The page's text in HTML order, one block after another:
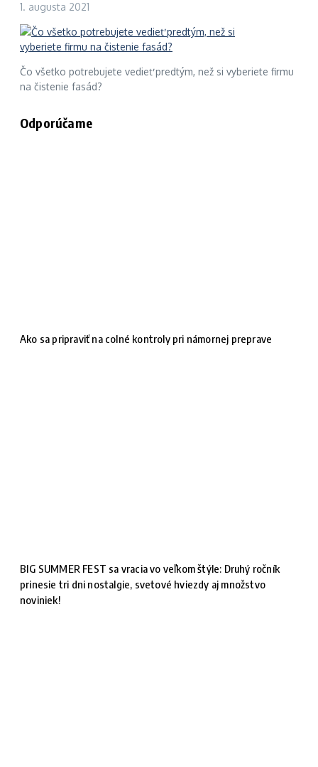
1. augusta 2021
Čo všetko potrebujete vedieť predtým, než si vyberiete firmu
na čistenie fasád?
Odporúčame
Ako sa pripraviť na colné kontroly pri námornej preprave
BIG SUMMER FEST sa vracia vo veľkom štýle: Druhý ročník
prinesie tri dni nostalgie, svetové hviezdy aj množstvo
noviniek!